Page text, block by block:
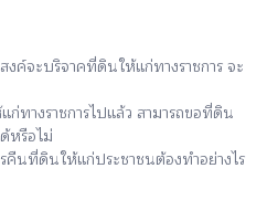
ค์จะบริจาคที่ดินให้แก่ทางราชการ จะ
ทางราชการไปแล้ว สามารถขอที่ดิน
หรือไม่
รคืนที่ดินให้แก่ประชาชนต้องทำอย่างไร